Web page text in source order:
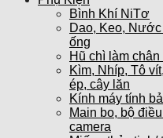
Bình Khí NiTơ
Dao, Keo,
ống
Hũ chì làm chân
Kìm, Nhíp, Tô
ép, cây lăn
Kính máy tính
Main bo, bộ
camera